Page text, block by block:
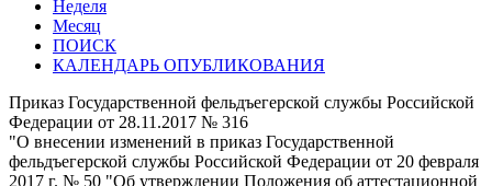
Неделя
Месяц
ПОИСК
КАЛЕНДАРЬ ОПУБЛИКОВАНИЯ
Приказ Государственной фельдъегерской службы Российской
Федерации от 28.11.2017 № 316
"О внесении изменений в приказ Государственной
фельдъегерской службы Российской Федерации от 20 февраля
2017 г. № 50 "Об утверждении Положения об аттестационной